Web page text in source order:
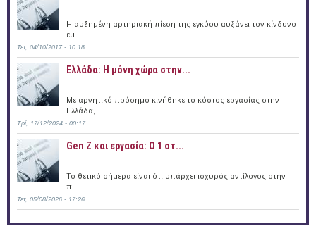
Η αυξημένη αρτηριακή πίεση της εγκύου αυξάνει τον κίνδυνο
εμ...
Τετ, 04/10/2017 - 10:18
Ελλάδα: Η μόνη χώρα στην...
Με αρνητικό πρόσημο κινήθηκε το κόστος εργασίας στην
Ελλάδα,...
Τρί, 17/12/2024 - 00:17
Gen Z και εργασία: Ο 1 στ...
Το θετικό σήμερα είναι ότι υπάρχει ισχυρός αντίλογος στην
π...
Τετ, 05/08/2026 - 17:26